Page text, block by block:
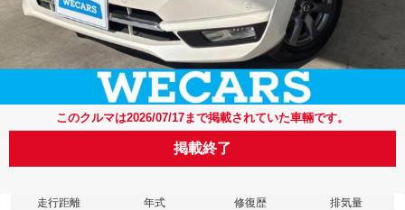
このクルマは2026/07/17まで掲載されていた車輛です。
掲載終了
走行距離 年式 修復歴 排気量